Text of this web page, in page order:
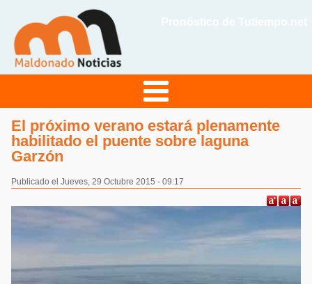
El próximo verano estará plenamente
habilitado el puente sobre laguna
Garzón
Publicado el Jueves, 29 Octubre 2015 - 09:17